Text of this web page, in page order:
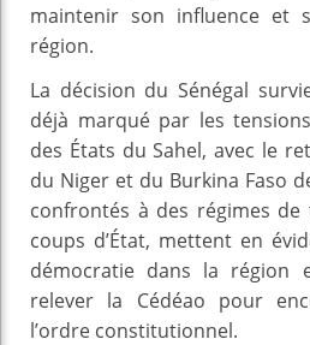
maintenir son influence et
région.
La décision du Sénégal
déjà marqué par les
des États du Sahel, avec le
du Niger et du Burkina Faso
confrontés à des régimes
coups d’État, mettent en
démocratie dans la région
relever la Cédéao pour
l’ordre constitutionnel.